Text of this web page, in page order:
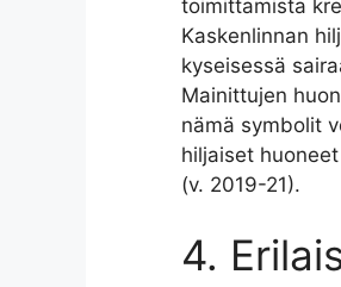
toimittamista
Kaskenlinnan
kyseisessä
Mainittujen
nämä symbolit
hiljaiset
(v. 2019-21).
4.